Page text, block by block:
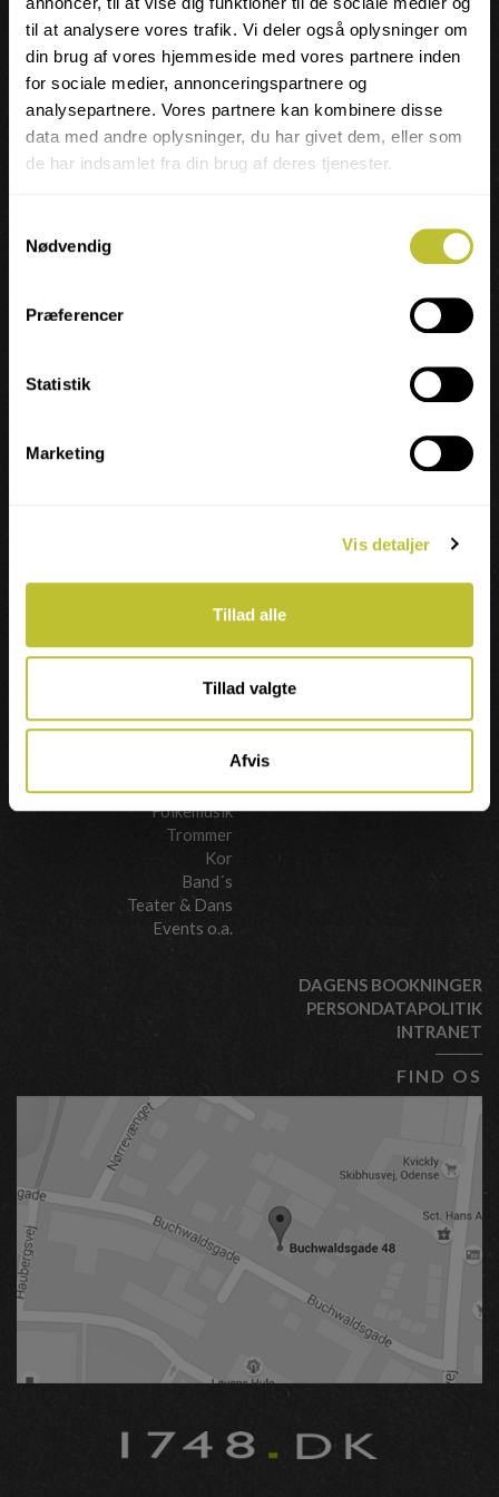
til at analysere vores trafik. Vi deler også oplysninger om
din brug af vores hjemmeside med vores partnere inden
for sociale medier, annonceringspartnere og
analysepartnere. Vores partnere kan kombinere disse
data med andre oplysninger, du har givet dem, eller som
de har indsamlet fra din brug af deres tjenester.
Nødvendig
Præferencer
Statistik
Marketing
Vis detaljer
Tillad alle
Tillad valgte
Afvis
DU KAN OGSÅ TILMELDE DIG
Telefonerne er åbne mandag til torsdag fra 10.00 til 14.00.
SKRIV BESKED
Sang
Bas
Strygere
Klaver
Folkemusik
Trommer
Kor
Band´s
Teater & Dans
Events o.a.
ANDRE TILBUD
Kontakt "Mødecenter
DAGENS BOOKNINGER
PERSONDATAPOLITIK
INTRANET
FIND OS